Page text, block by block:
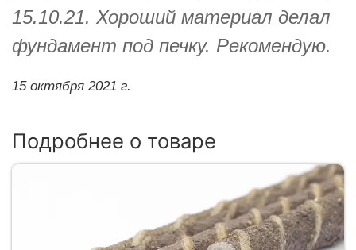
15.10.21. Хороший материал делал
фундамент под печку. Рекомендую.
15 октября 2021 г.
Подробнее о товаре